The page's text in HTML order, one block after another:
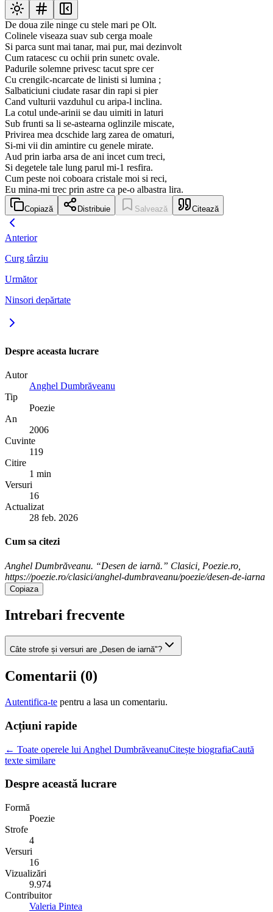
De doua zile ninge cu stele mari pe Olt.
Colinele viseaza suav sub cerga moale
Si parca sunt mai tanar, mai pur, mai dezinvolt
Cum ratacesc cu ochii prin sunetc ovale.
Padurile solemne privesc tacut spre cer
Cu crengilc-ncarcate de linisti si lumina ;
Salbaticiuni ciudate rasar din rapi si pier
Cand vulturii vazduhul cu aripa-l inclina.
La cotul unde-arinii se dau uimiti in laturi
Sub frunti sa li se-astearna oglinzile miscate,
Privirea mea dcschide larg zarea de omaturi,
Si-mi vii din amintire cu genele mirate.
Aud prin iarba arsa de ani incet cum treci,
Si degetele tale lung parul mi-1 resfira.
Cum peste noi coboara cristale moi si reci,
Eu mina-mi trec prin astre ca pe-o albastra lira.
Copiază Distribuie Salvează Citează
Anterior
Curg târziu
Următor
Ninsori depărtate
Despre aceasta lucrare
Autor
Anghel Dumbrăveanu
Tip
Poezie
An
2006
Cuvinte
119
Citire
1 min
Versuri
16
Actualizat
28 feb. 2026
Cum sa citezi
Anghel Dumbrăveanu. “Desen de iarnă.” Clasici, Poezie.ro,
https://poezie.ro/clasici/anghel-dumbraveanu/poezie/desen-de-iarna
Copiaza
Intrebari frecvente
Câte strofe și versuri are „Desen de iarnă"?
Comentarii (0)
Autentifica-te pentru a lasa un comentariu.
Acțiuni rapide
← Toate operele lui Anghel DumbrăveanuCitește biografiaCaută
texte similare
Despre această lucrare
Formă
Poezie
Strofe
4
Versuri
16
Vizualizări
9.974
Contribuitor
Valeria Pintea